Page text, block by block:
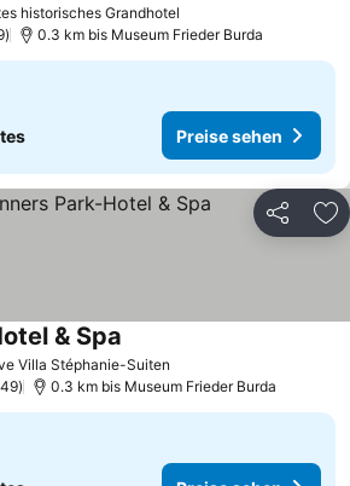
historisches Grandhotel
0.3 km bis Museum Frieder Burda
Preise sehen
Teilen
Villa Stéphanie-Suiten
& Spa
0.3 km bis Museum Frieder Burda